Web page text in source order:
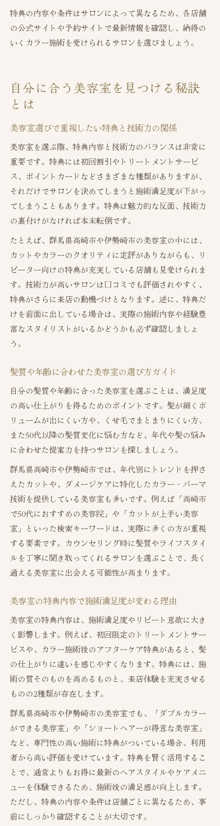
特典の内容や条件はサロンによって異なるため、各店舗
の公式サイトや予約サイトで最新情報を確認し、納得の
いくカラー施術を受けられるサロンを選びましょう。
自分に合う美容室を見つける秘訣
とは
美容室選びで重視したい特典と技術力の関係
美容室を選ぶ際、特典内容と技術力のバランスは非常に
重要です。特典には初回割引やトリートメントサービ
ス、ポイントカードなどさまざまな種類がありますが、
それだけでサロンを決めてしまうと施術満足度が下がっ
てしまうこともあります。特典は魅力的な反面、技術力
の裏付けがなければ本末転倒です。
たとえば、群馬県高崎市や伊勢崎市の美容室の中には、
カットやカラーのクオリティに定評がありながらも、リ
ピーター向けの特典が充実している店舗も見受けられま
す。技術力が高いサロンは口コミでも評価されやすく、
特典がさらに来店の動機づけとなります。逆に、特典だ
けを前面に出している場合は、実際の施術内容や経験豊
富なスタイリストがいるかどうかも必ず確認しましょ
う。
髪質や年齢に合わせた美容室の選び方ガイド
自分の髪質や年齢に合った美容室を選ぶことは、満足度
の高い仕上がりを得るためのポイントです。髪が細くボ
リュームが出にくい方や、くせ毛でまとまりにくい方、
また50代以降の髪質変化に悩む方など、年代や髪の悩み
に合わせた提案力を持つサロンを探しましょう。
群馬県高崎市や伊勢崎市では、年代別にトレンドを押さ
えたカットや、ダメージケアに特化したカラー・パーマ
技術を提供している美容室も多いです。例えば「高崎市
で50代におすすめの美容院」や「カットが上手い美容
室」といった検索キーワードは、実際に多くの方が重視
する要素です。カウンセリング時に髪質やライフスタイ
ルを丁寧に聞き取ってくれるサロンを選ぶことで、長く
通える美容室に出会える可能性が高まります。
美容室の特典内容で施術満足度が変わる理由
美容室の特典内容は、施術満足度やリピート意欲に大き
く影響します。例えば、初回限定のトリートメントサー
ビスや、カラー施術後のアフターケア特典があると、髪
の仕上がりに違いを感じやすくなります。特典には、施
術の質そのものを高めるものと、来店体験を充実させる
ものの2種類が存在します。
群馬県高崎市や伊勢崎市の美容室でも、「ダブルカラー
ができる美容室」や「ショートヘアーが得意な美容室」
など、専門性の高い施術に特典がついている場合、利用
者から高い評価を受けています。特典を賢く活用するこ
とで、通常よりもお得に最新のヘアスタイルやケアメニ
ューを体験できるため、施術後の満足感が向上します。
ただし、特典の内容や条件は店舗ごとに異なるため、事
前にしっかり確認することが大切です。